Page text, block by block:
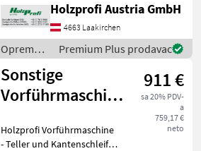
Tischbreite, 300
kgPreisänderungen
vorbehalten, Irrtümer,
Druck
Holzprofi Austria GmbH
4663 Laakirchen
Oprema
za šumu i
obradu
drveta /
Sonstige
Premium Plus prodavac
Sonstige
Vorführmaschine
u.Kantenschleife
911 €
sa 20% PDV-
a
759,17 €
neto
Holzprofi Vorführmaschine
- Teller und Kantenschleife